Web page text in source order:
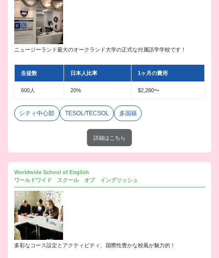
ニュージーランド最大のオークランド大学の正式な付属語学学校です！
生徒数 日本人比率 1ヶ月の費用
600人 20% $2,280〜
シティ中心部 TESOL/TECSOL 多国籍
詳細はこちら
Worldwide School of English
ワールドワイド スクール オブ イングリッシュ
多彩なコース設定とアクティビティ、国際性豊かな校風が魅力的！